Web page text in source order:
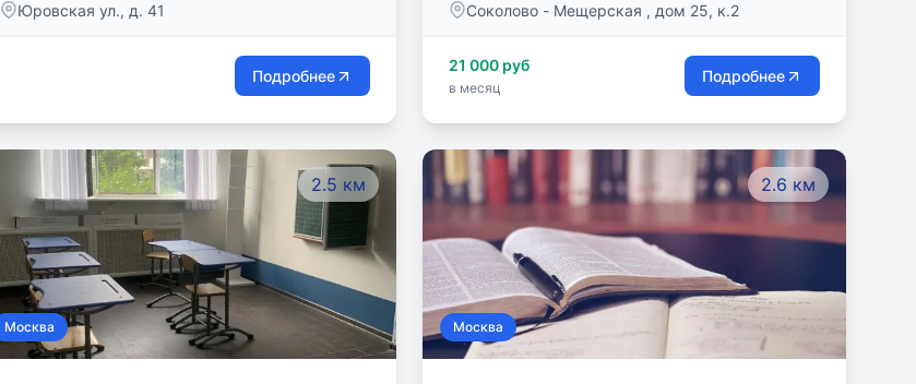
Юровская ул., д. 41
Подробнее
Соколово - Мещерская , дом 25, к.2
21 000 руб
в месяц
Подробнее
2.5 км
Москва
2.6 км
Москва